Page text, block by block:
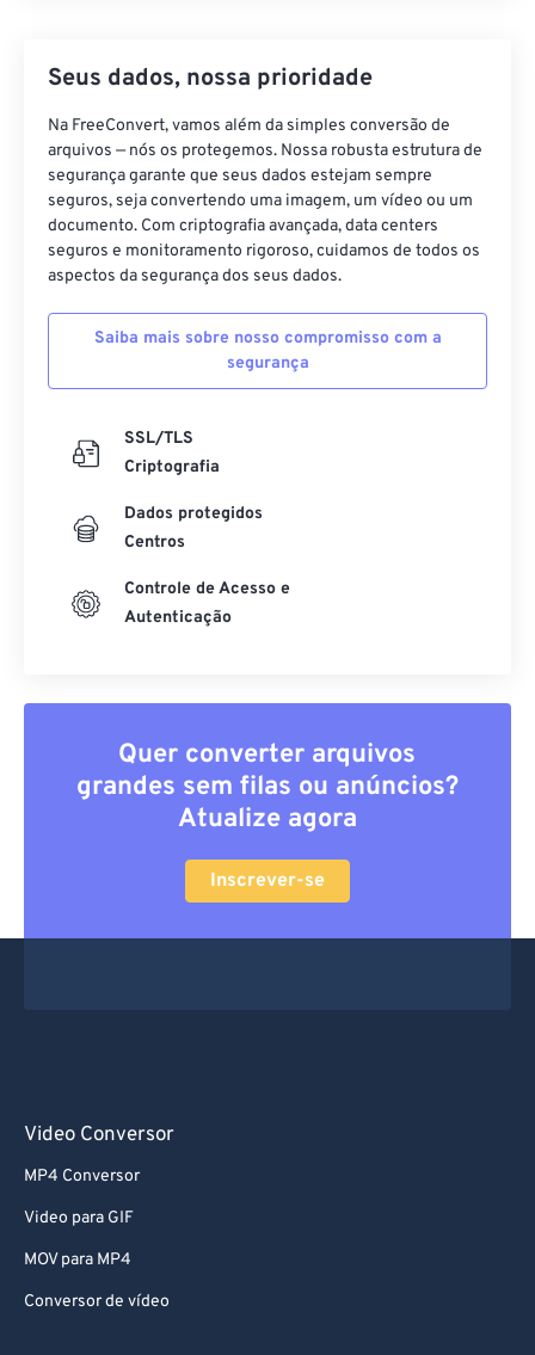
Seus dados, nossa prioridade
Na FreeConvert, vamos além da simples conversão de
arquivos — nós os protegemos. Nossa robusta estrutura de
segurança garante que seus dados estejam sempre
seguros, seja convertendo uma imagem, um vídeo ou um
documento. Com criptografia avançada, data centers
seguros e monitoramento rigoroso, cuidamos de todos os
aspectos da segurança dos seus dados.
Saiba mais sobre nosso compromisso com a
segurança
SSL/TLS
Criptografia
Dados protegidos
Centros
Controle de Acesso e
Autenticação
Quer converter arquivos
grandes sem filas ou anúncios?
Atualize agora
Inscrever-se
Video Conversor
MP4 Conversor
Video para GIF
MOV para MP4
Conversor de vídeo